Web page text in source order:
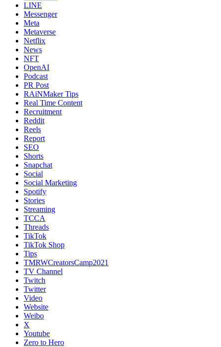
LINE
Messenger
Meta
Metaverse
Netflix
News
NFT
OpenAI
Podcast
PR Post
RAiNMaker Tips
Real Time Content
Recruitment
Reddit
Reels
Report
SEO
Shorts
Snapchat
Social
Social Marketing
Spotify
Stories
Streaming
TCCA
Threads
TikTok
TikTok Shop
Tips
TMRWCreatorsCamp2021
TV Channel
Twitch
Twitter
Video
Website
Weibo
X
Youtube
Zero to Hero